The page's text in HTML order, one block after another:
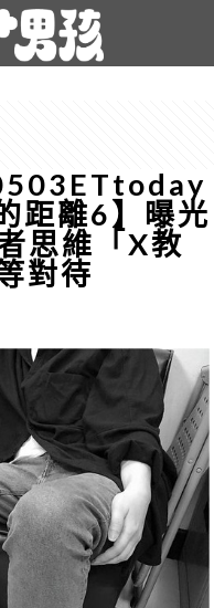
距離6】曝光
思維「X教
對待